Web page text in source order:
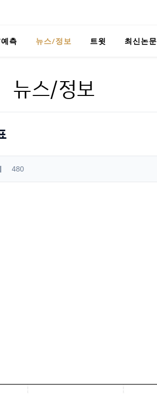
측 뉴스/정보 트윗 최신논문
뉴스/정보
480